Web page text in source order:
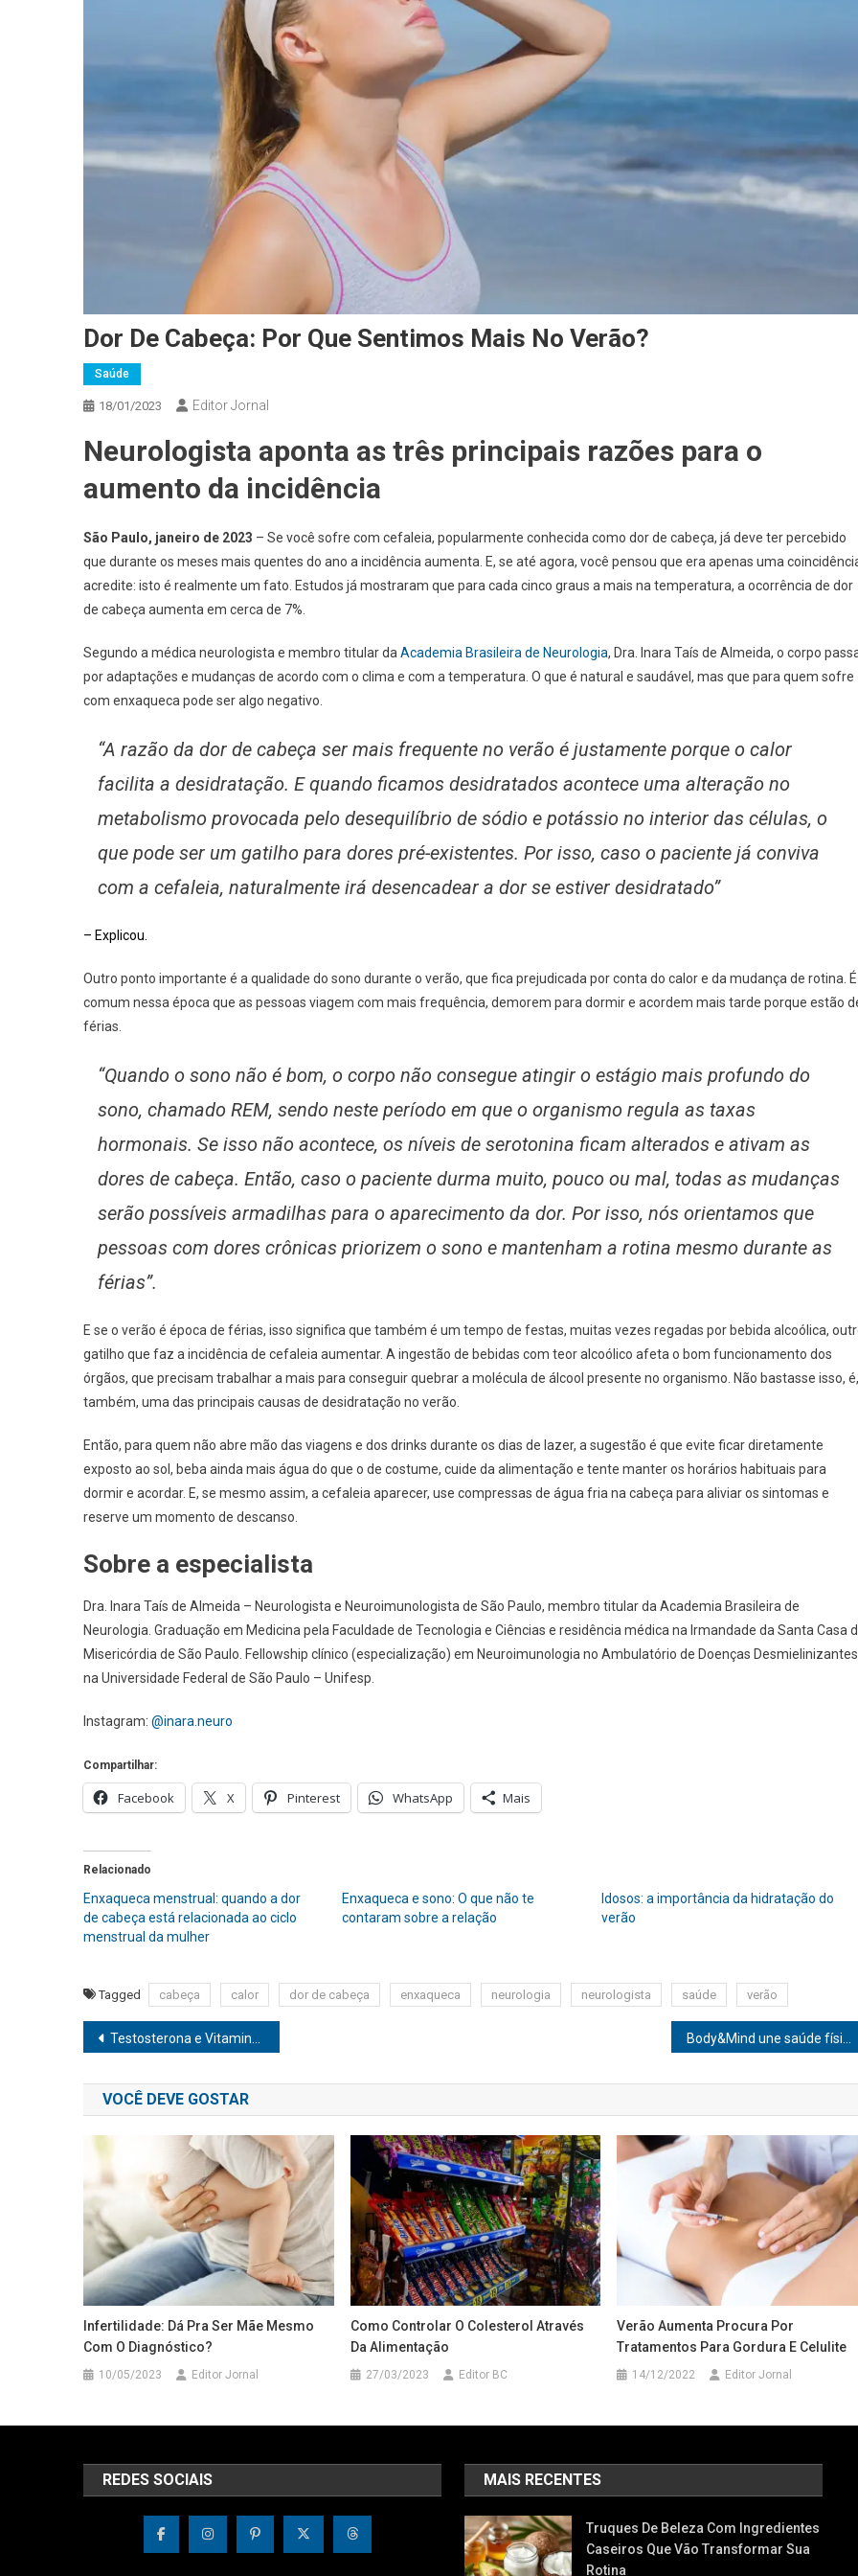
Dor De Cabeça: Por Que Sentimos Mais No Verão?
Saúde
18/01/2023 Editor Jornal
Neurologista aponta as três principais razões para o
aumento da incidência
São Paulo, janeiro de 2023 – Se você sofre com cefaleia, popularmente conhecida como dor de cabeça, já deve ter percebido
que durante os meses mais quentes do ano a incidência aumenta. E, se até agora, você pensou que era apenas uma
acredite: isto é realmente um fato. Estudos já mostraram que para cada cinco graus a mais na temperatura, a ocorrência de dor
de cabeça aumenta em cerca de 7%.
Segundo a médica neurologista e membro titular da Academia Brasileira de Neurologia, Dra. Inara Taís de Almeida, o corpo
por adaptações e mudanças de acordo com o clima e com a temperatura. O que é natural e saudável, mas que para quem sofre
com enxaqueca pode ser algo negativo.
“A razão da dor de cabeça ser mais frequente no verão é justamente porque o calor
facilita a desidratação. E quando ficamos desidratados acontece uma alteração no
metabolismo provocada pelo desequilíbrio de sódio e potássio no interior das células, o
que pode ser um gatilho para dores pré-existentes. Por isso, caso o paciente já conviva
com a cefaleia, naturalmente irá desencadear a dor se estiver desidratado”
– Explicou.
Outro ponto importante é a qualidade do sono durante o verão, que fica prejudicada por conta do calor e da mudança de rotina. É
comum nessa época que as pessoas viagem com mais frequência, demorem para dormir e acordem mais tarde porque estão
férias.
“Quando o sono não é bom, o corpo não consegue atingir o estágio mais profundo do
sono, chamado REM, sendo neste período em que o organismo regula as taxas
hormonais. Se isso não acontece, os níveis de serotonina ficam alterados e ativam as
dores de cabeça. Então, caso o paciente durma muito, pouco ou mal, todas as mudanças
serão possíveis armadilhas para o aparecimento da dor. Por isso, nós orientamos que
pessoas com dores crônicas priorizem o sono e mantenham a rotina mesmo durante as
férias”.
E se o verão é época de férias, isso significa que também é um tempo de festas, muitas vezes regadas por bebida alcoólica,
gatilho que faz a incidência de cefaleia aumentar. A ingestão de bebidas com teor alcoólico afeta o bom funcionamento dos
órgãos, que precisam trabalhar a mais para conseguir quebrar a molécula de álcool presente no organismo. Não bastasse isso, é,
também, uma das principais causas de desidratação no verão.
Então, para quem não abre mão das viagens e dos drinks durante os dias de lazer, a sugestão é que evite ficar diretamente
exposto ao sol, beba ainda mais água do que o de costume, cuide da alimentação e tente manter os horários habituais para
dormir e acordar. E, se mesmo assim, a cefaleia aparecer, use compressas de água fria na cabeça para aliviar os sintomas e
reserve um momento de descanso.
Sobre a especialista
Dra. Inara Taís de Almeida – Neurologista e Neuroimunologista de São Paulo, membro titular da Academia Brasileira de
Neurologia. Graduação em Medicina pela Faculdade de Tecnologia e Ciências e residência médica na Irmandade da Santa Casa
Misericórdia de São Paulo. Fellowship clínico (especialização) em Neuroimunologia no Ambulatório de Doenças Desmielinizantes
na Universidade Federal de São Paulo – Unifesp.
Instagram: @inara.neuro
Compartilhar:
Facebook X Pinterest WhatsApp Mais
Relacionado
Enxaqueca menstrual: quando a dor
de cabeça está relacionada ao ciclo
menstrual da mulher
Enxaqueca e sono: O que não te
contaram sobre a relação
Idosos: a importância da hidratação do
verão
Tagged cabeça calor dor de cabeça enxaqueca neurologia neurologista saúde verão
Navegação
de
Post
Testosterona e Vitamina D: Entenda a relação
VOCÊ DEVE GOSTAR
Infertilidade: Dá Pra Ser Mãe Mesmo
Com O Diagnóstico?
10/05/2023 Editor Jornal
Como Controlar O Colesterol Através
Da Alimentação
27/03/2023 Editor BC
Verão Aumenta Procura Por
Tratamentos Para Gordura E Celulite
14/12/2022 Editor Jornal
REDES SOCIAIS MAIS RECENTES
Truques De Beleza Com Ingredientes
Caseiros Que Vão Transformar Sua
Rotina